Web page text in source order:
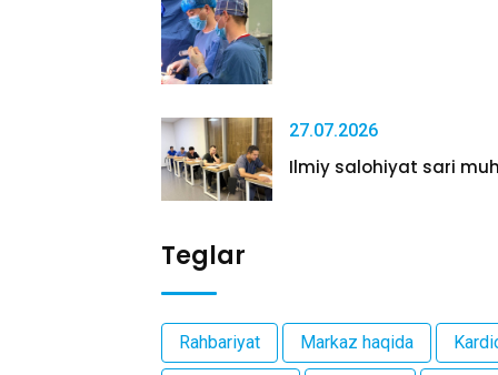
27.07.2026
Ilmiy salohiyat sari
Teglar
Rahbariyat Markaz haqida